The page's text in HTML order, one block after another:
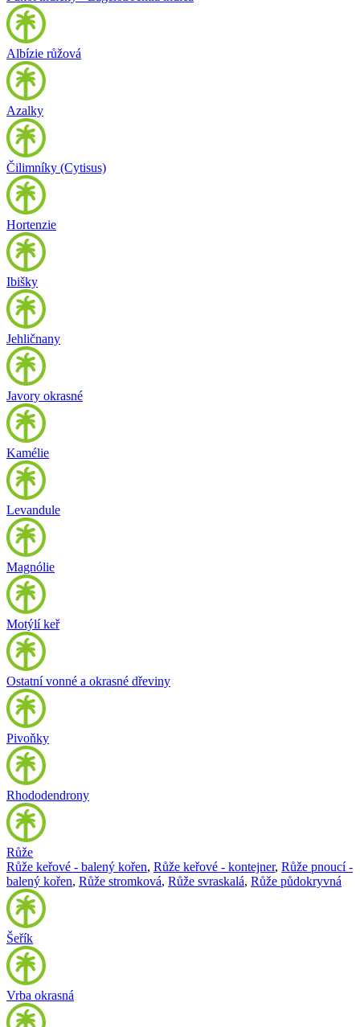
Albízie růžová
Azalky
Čilimníky (Cytisus)
Hortenzie
Ibišky
Jehličnany
Javory okrasné
Kamélie
Levandule
Magnólie
Motýlí keř
Ostatní vonné a okrasné dřeviny
Pivoňky
Rhododendrony
Růže
Růže keřové - balený kořen, Růže keřové - kontejner, Růže pnoucí -
balený kořen, Růže stromková, Růže svraskalá, Růže půdokryvná
Šeřík
Vrba okrasná